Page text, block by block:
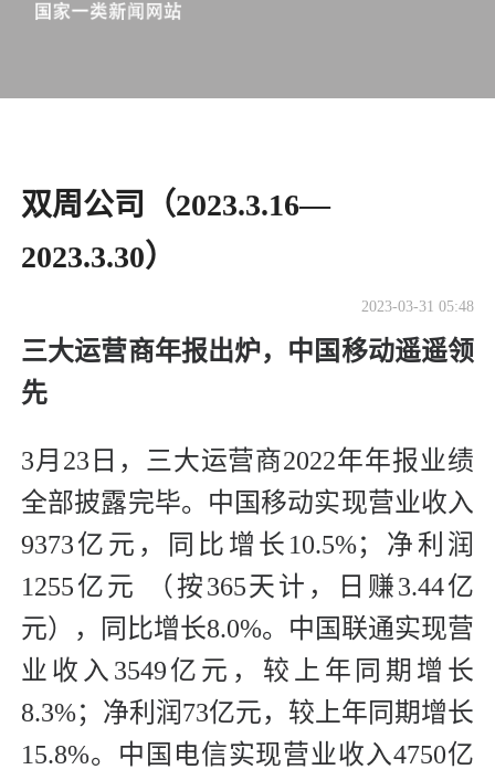
双周公司（2023.3.16—
2023.3.30）
2023-03-31 05:48
三大运营商年报出炉，中国移动遥遥领
先
3月23日，三大运营商2022年年报业绩
全部披露完毕。中国移动实现营业收入
9373亿元，同比增长10.5%；净利润
1255亿元 （按365天计，日赚3.44亿
元），同比增长8.0%。中国联通实现营
业收入3549亿元，较上年同期增长
8.3%；净利润73亿元，较上年同期增长
15.8%。中国电信实现营业收入4750亿